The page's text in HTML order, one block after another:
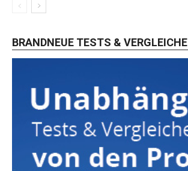
BRANDNEUE TESTS & VERGLEICHE